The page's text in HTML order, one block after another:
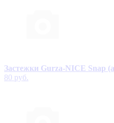
Застежки Gurza-NICE Snap
80 руб.